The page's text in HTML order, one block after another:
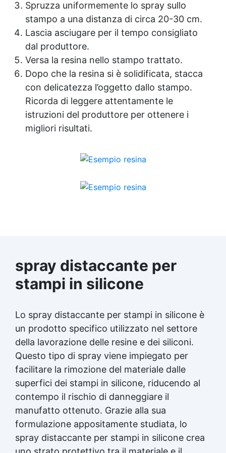
resina catalizzi. Per etichette spesse,
incidere leggermente la superficie per
facilitare la penetrazione. Evitare l’uso su
materiali sensibili ai solventi (es. acrilico,
policarbonato). Dopo l’uso, asciugare la
superficie con un panno pulito. ❓ FAQ 👉
Può rimuovere residui di resina epossidica?
Sì, ma solo quando la resina è ancora fresca
e appiccicosa, prima dell’indurimento. 👉 È
sicuro su superfici verniciate? Sì, ma si
consiglia di testare in un punto nascosto
prima dell’uso. 👉 Lascia residui? No,
23 articles ▸ Lavori con resina epossidica
epossidica come si usa Lavori in resina
epossidica Lucidare resina epossidica Come
epossidica Abrasivi per resina epossidica
Rimuovere resina epossidica indurita Come
lucidare la resina epossidica Olio per
epossidica dal pavimento Come togliere
resina epossidica dalle mani Corso di resina
epossidica Come lucidare la resina fai da te
Su cosa non attacca la resina epossidica See
all articles → Epossidico per pavimenti 41
articles ▸ Epossidico per pavimenti
Pavimenti epossidici Applicazioni Creative
Epossidiche Epossidica vernice Colla
epossidica per legno Tavolo epossidico Colla
epossidica bicomponente plastica
Impregnante epossidico Colla epossidica
bicomponente per plastica Colla epossidica
Colla epossidica bicomponente Epossidica
Spruzza uniformemente lo spray sullo
stampo a una distanza di circa 20-30 cm.
Lascia asciugare per il tempo consigliato
dal produttore.
Versa la resina nello stampo trattato.
Dopo che la resina si è solidificata, stacca
con delicatezza l’oggetto dallo stampo.
Ricorda di leggere attentamente le
istruzioni del produttore per ottenere i
migliori risultati.
spray distaccante per
stampi in silicone
Lo spray distaccante per stampi in silicone è
un prodotto specifico utilizzato nel settore
della lavorazione delle resine e dei siliconi.
Questo tipo di spray viene impiegato per
facilitare la rimozione del materiale dalle
superfici dei stampi in silicone, riducendo al
contempo il rischio di danneggiare il
manufatto ottenuto. Grazie alla sua
formulazione appositamente studiata, lo
spray distaccante per stampi in silicone crea